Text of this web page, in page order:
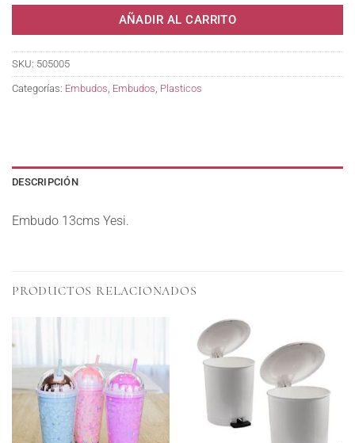
AÑADIR AL CARRITO
SKU: 505005
Categorías: Embudos, Embudos, Plasticos
DESCRIPCIÓN
Embudo 13cms Yesi.
PRODUCTOS RELACIONADOS